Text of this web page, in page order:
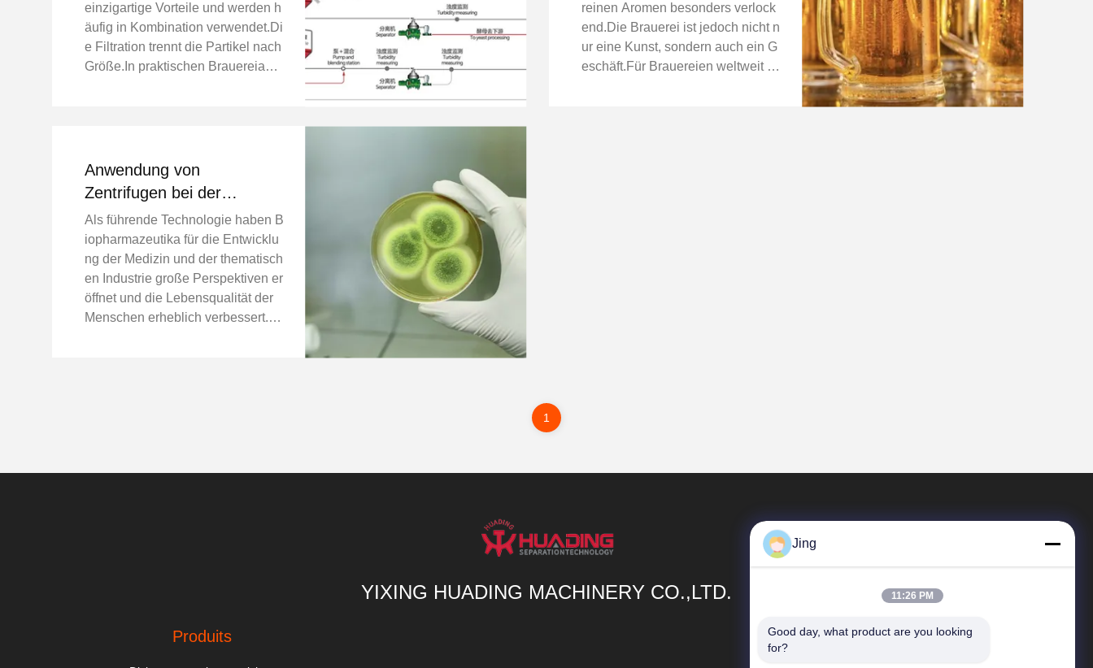
einzigartige Vorteile und werden h
äufig in Kombination verwendet.Di
e Filtration trennt die Partikel nach
Größe.In praktischen Brauereianw
reinen Aromen besonders verlock
end.Die Brauerei ist jedoch nicht n
ur eine Kunst, sondern auch ein G
eschäft.Für Brauereien weltweit b
Anwendung von
Zentrifugen bei der
Penicillinextraktion
Als führende Technologie haben B
iopharmazeutika für die Entwicklu
ng der Medizin und der thematisch
en Industrie große Perspektiven er
öffnet und die Lebensqualität der
Menschen erheblich verbessert.P
1
YIXING HUADING MACHINERY CO.,LTD.
Produits Schnelle Links
Jing
11:26 PM
Good day, what product are you looking
for?